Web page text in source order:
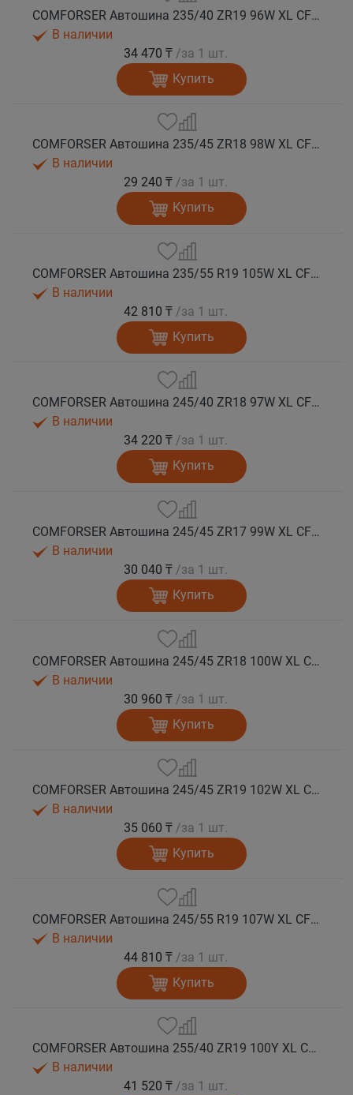
COMFORSER Автошина 235/40 ZR19 96W XL CF710 лето
В наличии
34 470 ₸ /за 1 шт.
Купить
COMFORSER Автошина 235/45 ZR18 98W XL CF710 лето
В наличии
29 240 ₸ /за 1 шт.
Купить
COMFORSER Автошина 235/55 R19 105W XL CF710 лето
В наличии
42 810 ₸ /за 1 шт.
Купить
COMFORSER Автошина 245/40 ZR18 97W XL CF710 лето
В наличии
34 220 ₸ /за 1 шт.
Купить
COMFORSER Автошина 245/45 ZR17 99W XL CF710 лето
В наличии
30 040 ₸ /за 1 шт.
Купить
COMFORSER Автошина 245/45 ZR18 100W XL CF710 лето
В наличии
30 960 ₸ /за 1 шт.
Купить
COMFORSER Автошина 245/45 ZR19 102W XL CF710 лето
В наличии
35 060 ₸ /за 1 шт.
Купить
COMFORSER Автошина 245/55 R19 107W XL CF710 лето
В наличии
44 810 ₸ /за 1 шт.
Купить
COMFORSER Автошина 255/40 ZR19 100Y XL CF710 лето
В наличии
41 520 ₸ /за 1 шт.